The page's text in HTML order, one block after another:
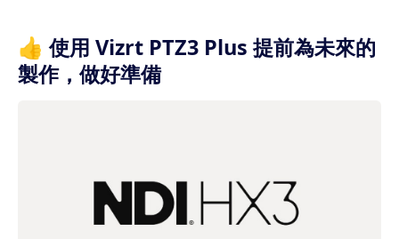
👍 使用 Vizrt PTZ3 Plus 提前為未來的
製作，做好準備